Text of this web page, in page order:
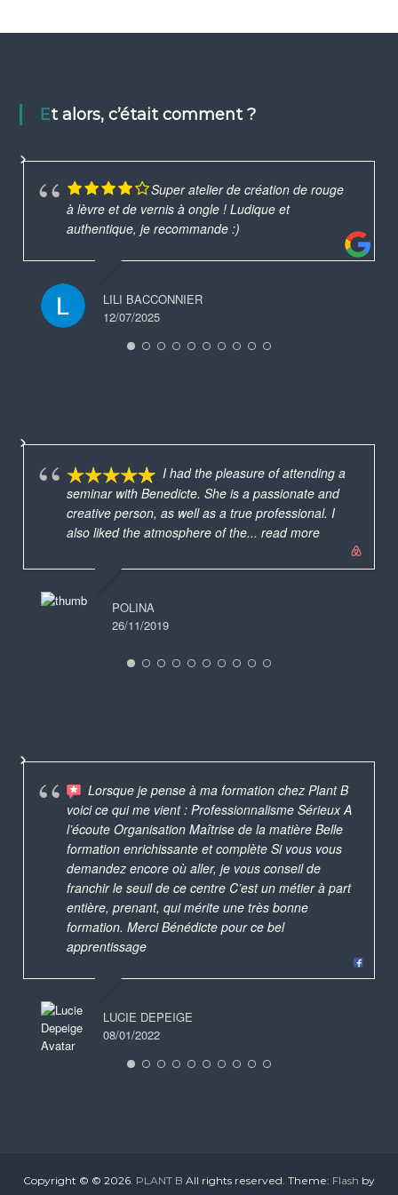
Et alors, c’était comment ?
Super atelier de création de rouge
à lèvre et de vernis à ongle ! Ludique et
authentique, je recommande :)
LILI BACCONNIER
12/07/2025
I had the pleasure of attending a
seminar with Benedicte. She is a passionate and
creative person, as well as a true professional. I
also liked the atmosphere of the... read more
POLINA
26/11/2019
Lorsque je pense à ma formation chez Plant B
voici ce qui me vient : Professionnalisme Sérieux A
l’écoute Organisation Maîtrise de la matière Belle
formation enrichissante et complète Si vous vous
demandez encore où aller, je vous conseil de
franchir le seuil de ce centre C’est un métier à part
entière, prenant, qui mérite une très bonne
formation. Merci Bénédicte pour ce bel
apprentissage
LUCIE DEPEIGE
08/01/2022
Copyright © © 2026. PLANT B All rights reserved. Theme: Flash by